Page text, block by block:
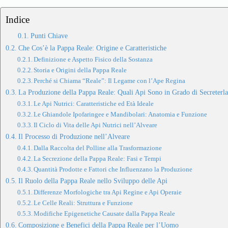
Indice
Punti Chiave
Che Cos’è la Pappa Reale: Origine e Caratteristiche
Definizione e Aspetto Fisico della Sostanza
Storia e Origini della Pappa Reale
Perché si Chiama “Reale”: Il Legame con l’Ape Regina
La Produzione della Pappa Reale: Quali Api Sono in Grado di
Le Api Nutrici: Caratteristiche ed Età Ideale
Le Ghiandole Ipofaringee e Mandibolari: Anatomia e Funzione
Il Ciclo di Vita delle Api Nutrici nell’Alveare
Il Processo di Produzione nell’Alveare
Dalla Raccolta del Polline alla Trasformazione
La Secrezione della Pappa Reale: Fasi e Tempi
Quantità Prodotte e Fattori che Influenzano la Produzione
Il Ruolo della Pappa Reale nello Sviluppo delle Api
Differenze Morfologiche tra Api Regine e Api Operaie
Le Celle Reali: Struttura e Funzione
Modifiche Epigenetiche Causate dalla Pappa Reale
Composizione e Benefici della Pappa Reale per l’Uomo